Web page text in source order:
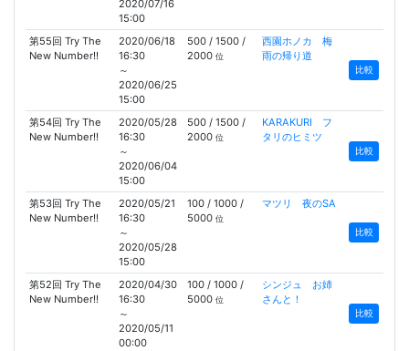
2020/07/16
15:00
第55回 Try The
New Number!!
2020/06/18
16:30
～
2020/06/25
15:00
500 / 1500 /
2000位
西園ホノカ 梅
雨の帰り道
比較
第54回 Try The
New Number!!
2020/05/28
16:30
～
2020/06/04
15:00
500 / 1500 /
2000位
KARAKURI フ
タリのヒミツ
比較
第53回 Try The
New Number!!
2020/05/21
16:30
～
2020/05/28
15:00
100 / 1000 /
5000位
マツリ 夜のSA
比較
第52回 Try The
New Number!!
2020/04/30
16:30
～
2020/05/11
00:00
100 / 1000 /
5000位
シンジュ お姉
さんと！
比較